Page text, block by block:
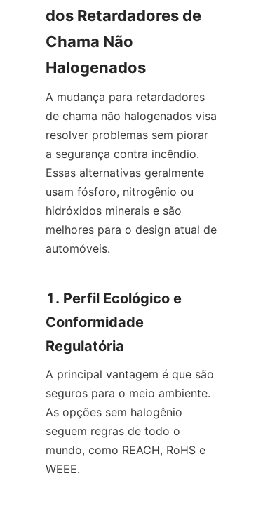
dos Retardadores de
Chama Não
Halogenados
A mudança para retardadores
de chama não halogenados visa
resolver problemas sem piorar
a segurança contra incêndio.
Essas alternativas geralmente
usam fósforo, nitrogênio ou
hidróxidos minerais e são
melhores para o design atual de
automóveis.
1. Perfil Ecológico e
Conformidade
Regulatória
A principal vantagem é que são
seguros para o meio ambiente.
As opções sem halogênio
seguem regras de todo o
mundo, como REACH, RoHS e
WEEE.